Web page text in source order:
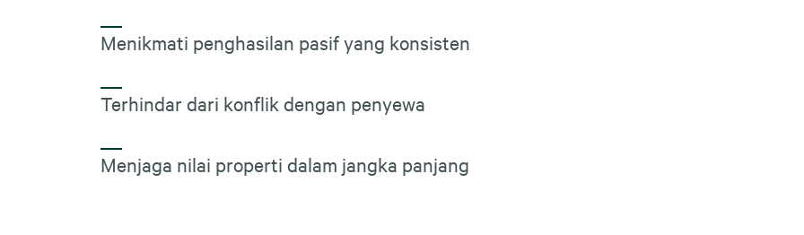
Menikmati penghasilan pasif yang konsisten
Terhindar dari konflik dengan penyewa
Menjaga nilai properti dalam jangka panjang